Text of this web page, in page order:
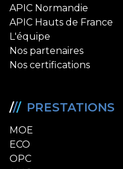
APIC Normandie
APIC Hauts de France
L'équipe
Nos partenaires
Nos certifications
/// PRESTATIONS
MOE
ECO
OPC